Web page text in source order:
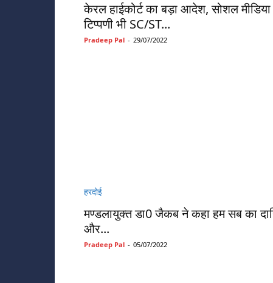
केरल हाईकोर्ट का बड़ा आदेश, सोशल
टिप्पणी भी SC/ST...
Pradeep Pal - 29/07/2022
हरदोई
मण्डलायुक्त डा0 जैकब ने कहा हम सब का
और...
Pradeep Pal - 05/07/2022